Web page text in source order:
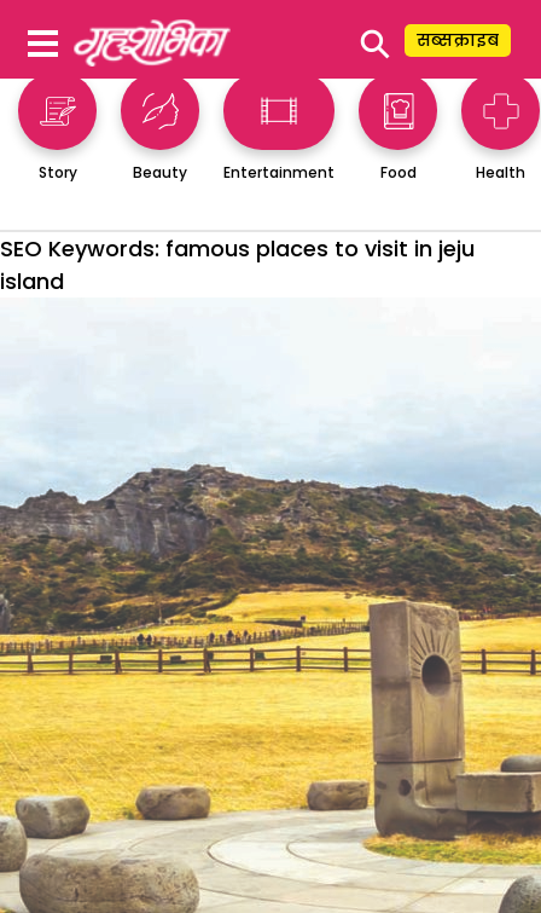
⚲ सब्सक्राइब
Story Beauty Entertainment Food Health
SEO Keywords: famous places to visit in jeju
island